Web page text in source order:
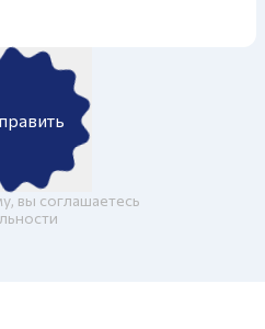
вы соглашаетесь